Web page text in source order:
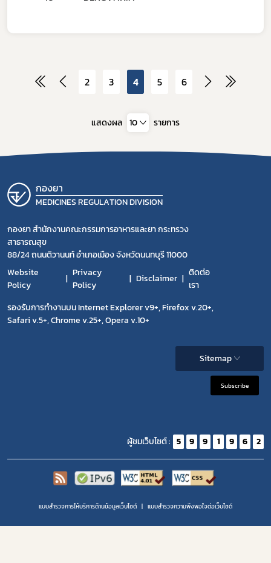
2 3 4 5 6
แสดงผล 10 รายการ
กองยา
MEDICINES REGULATION DIVISION
กองยา สำนักงานคณะกรรมการอาหารและยา กระทรวง
สาธารณสุข
88/24 ถนนติวานนท์ อำเภอเมือง จังหวัดนนทบุรี 11000
Website
Policy
Privacy
Policy
Disclaimer
ติดต่อ
เรา
รองรับการทำงานบน Internet Explorer v9+, Firefox v.20+,
Safari v.5+, Chrome v.25+, Opera v.10+
Sitemap
Subscribe
ผู้ชมเว็บไซต์ : 5 9 9 1 9 6 2
แบบสำรวจการให้บริการด้านข้อมูลเว็บไซต์ แบบสำรวจความพีงพอใจต่อเว็บไซต์